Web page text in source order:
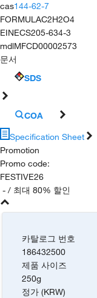
cas144-62-7
FORMULAC2H2O4
EINECS205-634-3
mdlMFCD00002573
문서
SDS
COA
Specification Sheet
Promotion
Promo code:
FESTIVE26
- / 최대 80% 할인
카탈로그 번호
186432500
제품 사이즈
250g
정가 (KRW)